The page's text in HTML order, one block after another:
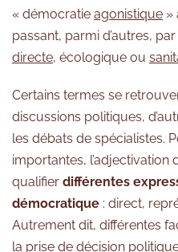
« démocratie agonistique »
passant, parmi d’autres,
directe, écologique ou
Certains termes se
discussions politiques,
les débats de spécialistes.
importantes, l’adjectivation
qualifier différentes
démocratique : direct,
Autrement dit, différentes
la prise de décision